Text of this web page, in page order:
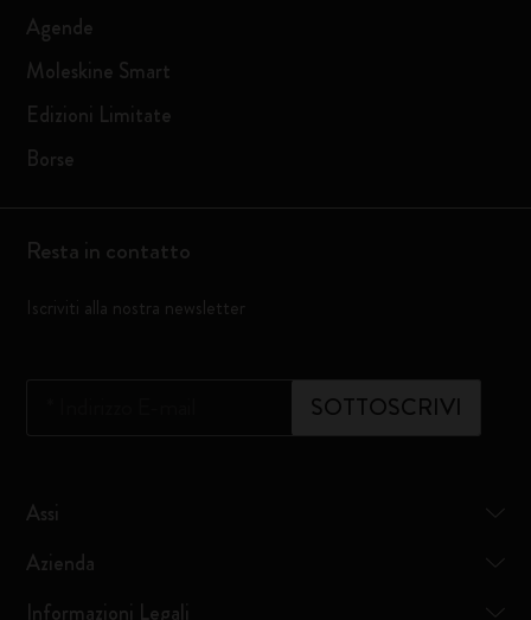
Agende
Moleskine Smart
Edizioni Limitate
Borse
Resta in contatto
Iscriviti alla nostra newsletter
SOTTOSCRIVI
Assi
Azienda
Informazioni Legali